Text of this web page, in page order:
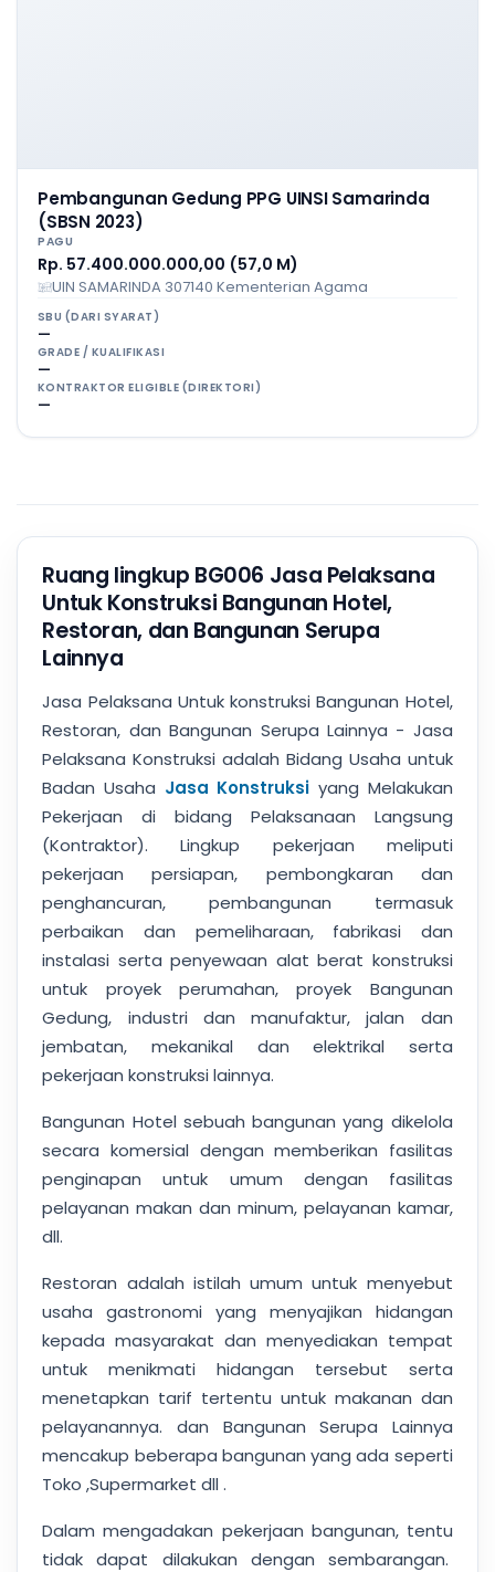
Pembangunan Gedung PPG UINSI Samarinda
(SBSN 2023)
PAGU
Rp. 57.400.000.000,00 (57,0 M)
UIN SAMARINDA 307140 Kementerian Agama
SBU (DARI SYARAT)
—
GRADE / KUALIFIKASI
—
KONTRAKTOR ELIGIBLE (DIREKTORI)
—
Ruang lingkup BG006 Jasa Pelaksana
Untuk Konstruksi Bangunan Hotel,
Restoran, dan Bangunan Serupa
Lainnya
Jasa Pelaksana Untuk konstruksi Bangunan Hotel,
Restoran, dan Bangunan Serupa Lainnya - Jasa
Pelaksana Konstruksi adalah Bidang Usaha untuk
Badan Usaha Jasa Konstruksi yang Melakukan
Pekerjaan di bidang Pelaksanaan Langsung
(Kontraktor). Lingkup pekerjaan meliputi
pekerjaan persiapan, pembongkaran dan
penghancuran, pembangunan termasuk
perbaikan dan pemeliharaan, fabrikasi dan
instalasi serta penyewaan alat berat konstruksi
untuk proyek perumahan, proyek Bangunan
Gedung, industri dan manufaktur, jalan dan
jembatan, mekanikal dan elektrikal serta
pekerjaan konstruksi lainnya.
Bangunan Hotel sebuah bangunan yang dikelola
secara komersial dengan memberikan fasilitas
penginapan untuk umum dengan fasilitas
pelayanan makan dan minum, pelayanan kamar,
dll.
Restoran adalah istilah umum untuk menyebut
usaha gastronomi yang menyajikan hidangan
kepada masyarakat dan menyediakan tempat
untuk menikmati hidangan tersebut serta
menetapkan tarif tertentu untuk makanan dan
pelayanannya. dan Bangunan Serupa Lainnya
mencakup beberapa bangunan yang ada seperti
Toko ,Supermarket dll .
Dalam mengadakan pekerjaan bangunan, tentu
tidak dapat dilakukan dengan sembarangan.